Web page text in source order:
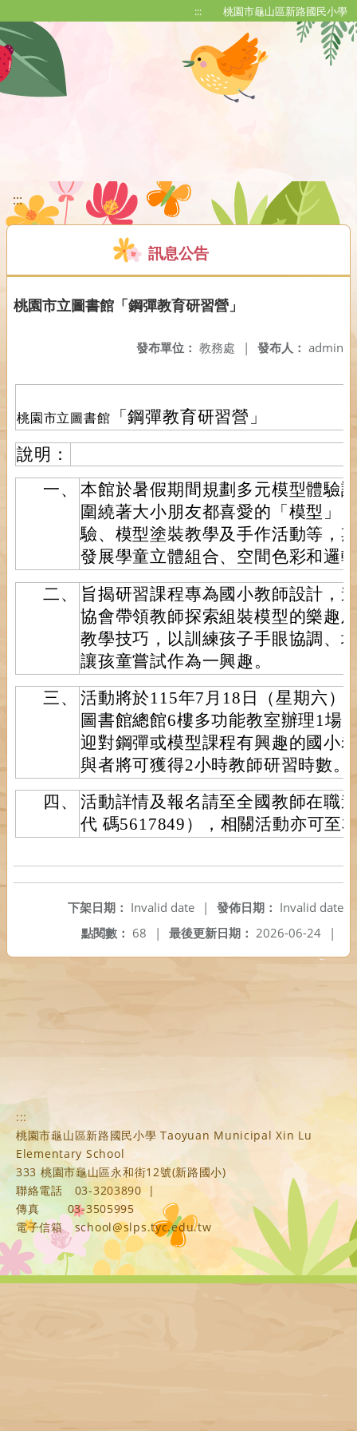
::: 桃園市龜山區新路國民小學
:::
訊息公告
桃園市立圖書館「鋼彈教育研習營」
發布人： admin
發布單位： 教務處 |
桃園市立圖書館
「鋼彈教育研習營」
說明：
一、
本館於暑假期間規劃多元模型體驗
圍繞著大小朋友都喜愛的「模型」
驗、模型塗裝教學及手作活動等，
發展學童立體組合、空間色彩和邏
二、
旨揭研習課程專為國小教師設計，
協會帶領教師探索組裝模型的樂趣
教學技巧，以訓練孩子手眼協調、
讓孩童嘗試作為一興趣。
三、
活動將於115年7月18日（星期六）
圖書館總館6樓多功能教室辦理1場
迎對鋼彈或模型課程有興趣的國小
與者將可獲得2小時教師研習時數。
四、
活動詳情及報名請至全國教師在職
代 碼5617849），相關活動亦可至
發佈日期： Invalid date
下架日期： Invalid date
|
最後更新日期： 2026-06-24 |
點閱數： 68 |
:::
桃園市龜山區新路國民小學 Taoyuan Municipal Xin Lu
Elementary School
333 桃園市龜山區永和街12號(新路國小)
聯絡電話
03-3203890
|
傳真
03-3505995
電子信箱
school@slps.tyc.edu.tw